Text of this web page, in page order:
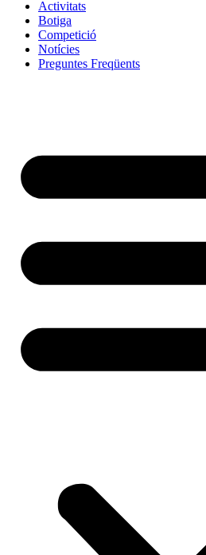
Activitats
Botiga
Competició
Notícies
Preguntes Freqüents